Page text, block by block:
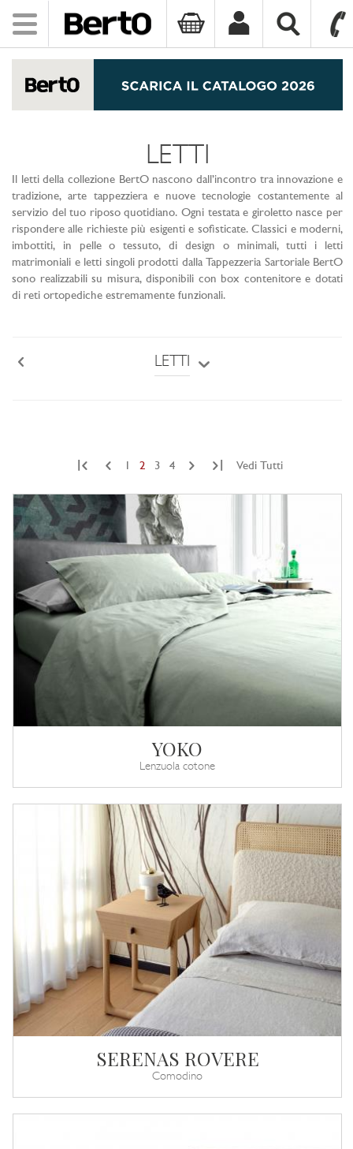
Toggle
navigation
LETTI
Il letti della collezione BertO nascono dall’incontro tra innovazione e
tradizione, arte tappezziera e nuove tecnologie costantemente al
servizio del tuo riposo quotidiano. Ogni testata e giroletto nasce per
rispondere alle richieste più esigenti e sofisticate. Classici e moderni,
imbottiti, in pelle o tessuto, di design o minimali, tutti i letti
matrimoniali e letti singoli prodotti dalla Tappezzeria Sartoriale BertO
sono realizzabili su misura, disponibili con box contenitore e dotati
di reti ortopediche estremamente funzionali.
LETTI
2 3 4 Vedi Tutti
YOKO
Lenzuola cotone
SERENAS ROVERE
Comodino